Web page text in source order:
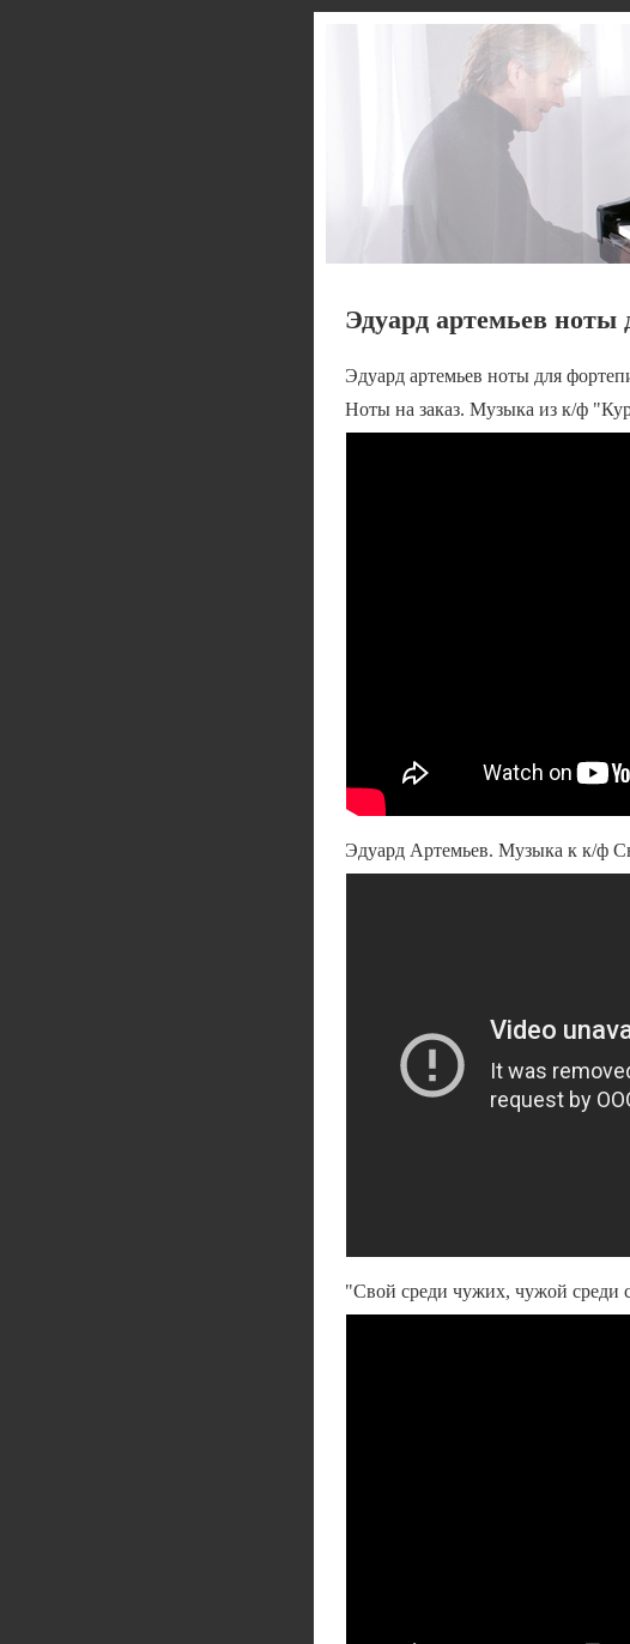
Эдуард артемьев ноты
Эдуард артемьев ноты для
Ноты на заказ. Музыка из к/ф
Эдуард Артемьев. Музыка к к/ф
"Свой среди чужих, чужой среди